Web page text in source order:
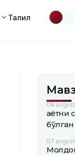
Таҳлил
08
07